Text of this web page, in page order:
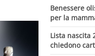
Benessere
per la
Lista nascita
chiedono